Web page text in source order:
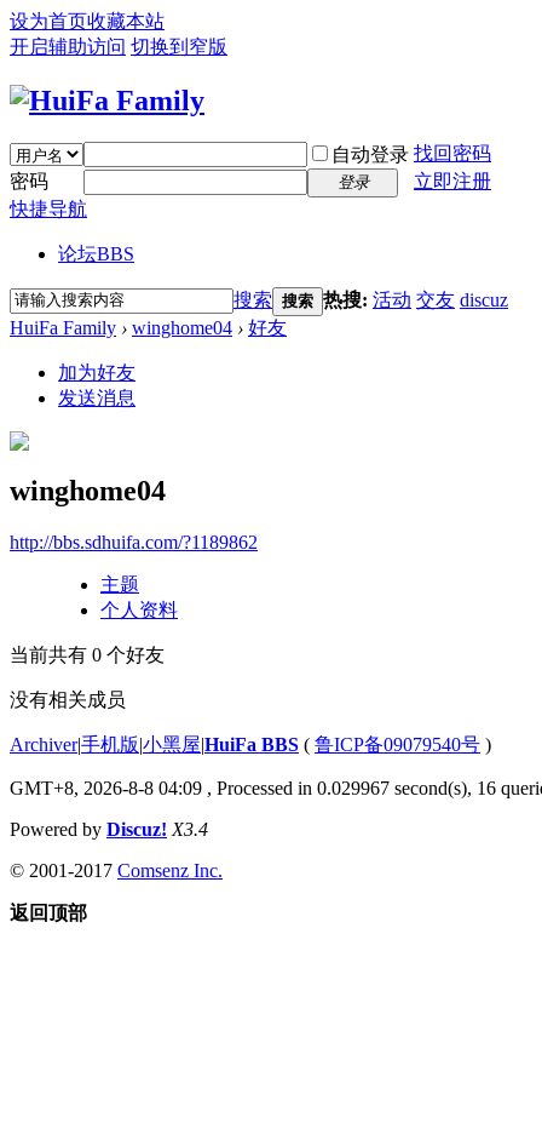
设为首页收藏本站
开启辅助访问 切换到窄版
自动登录 找回密码
密码
登录
立即注册
快捷导航
论坛BBS
搜索 搜索 热搜: 活动 交友 discuz
HuiFa Family › winghome04 › 好友
加为好友
发送消息
winghome04
http://bbs.sdhuifa.com/?1189862
主题
个人资料
当前共有 0 个好友
没有相关成员
Archiver|手机版|小黑屋|HuiFa BBS ( 鲁ICP备09079540号 )
GMT+8, 2026-8-8 04:09 , Processed in 0.029967 second(s), 16
Powered by Discuz! X3.4
© 2001-2017 Comsenz Inc.
返回顶部